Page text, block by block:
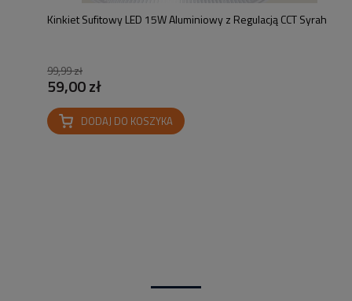
Kinkiet Sufitowy LED 15W Aluminiowy z Regulacją CCT Syrah
99,99 zł
59,00 zł
DODAJ DO KOSZYKA